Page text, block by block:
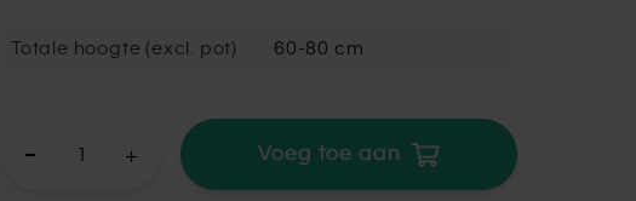
Totale hoogte (excl. pot) 60-80 cm
+ Voeg toe aan